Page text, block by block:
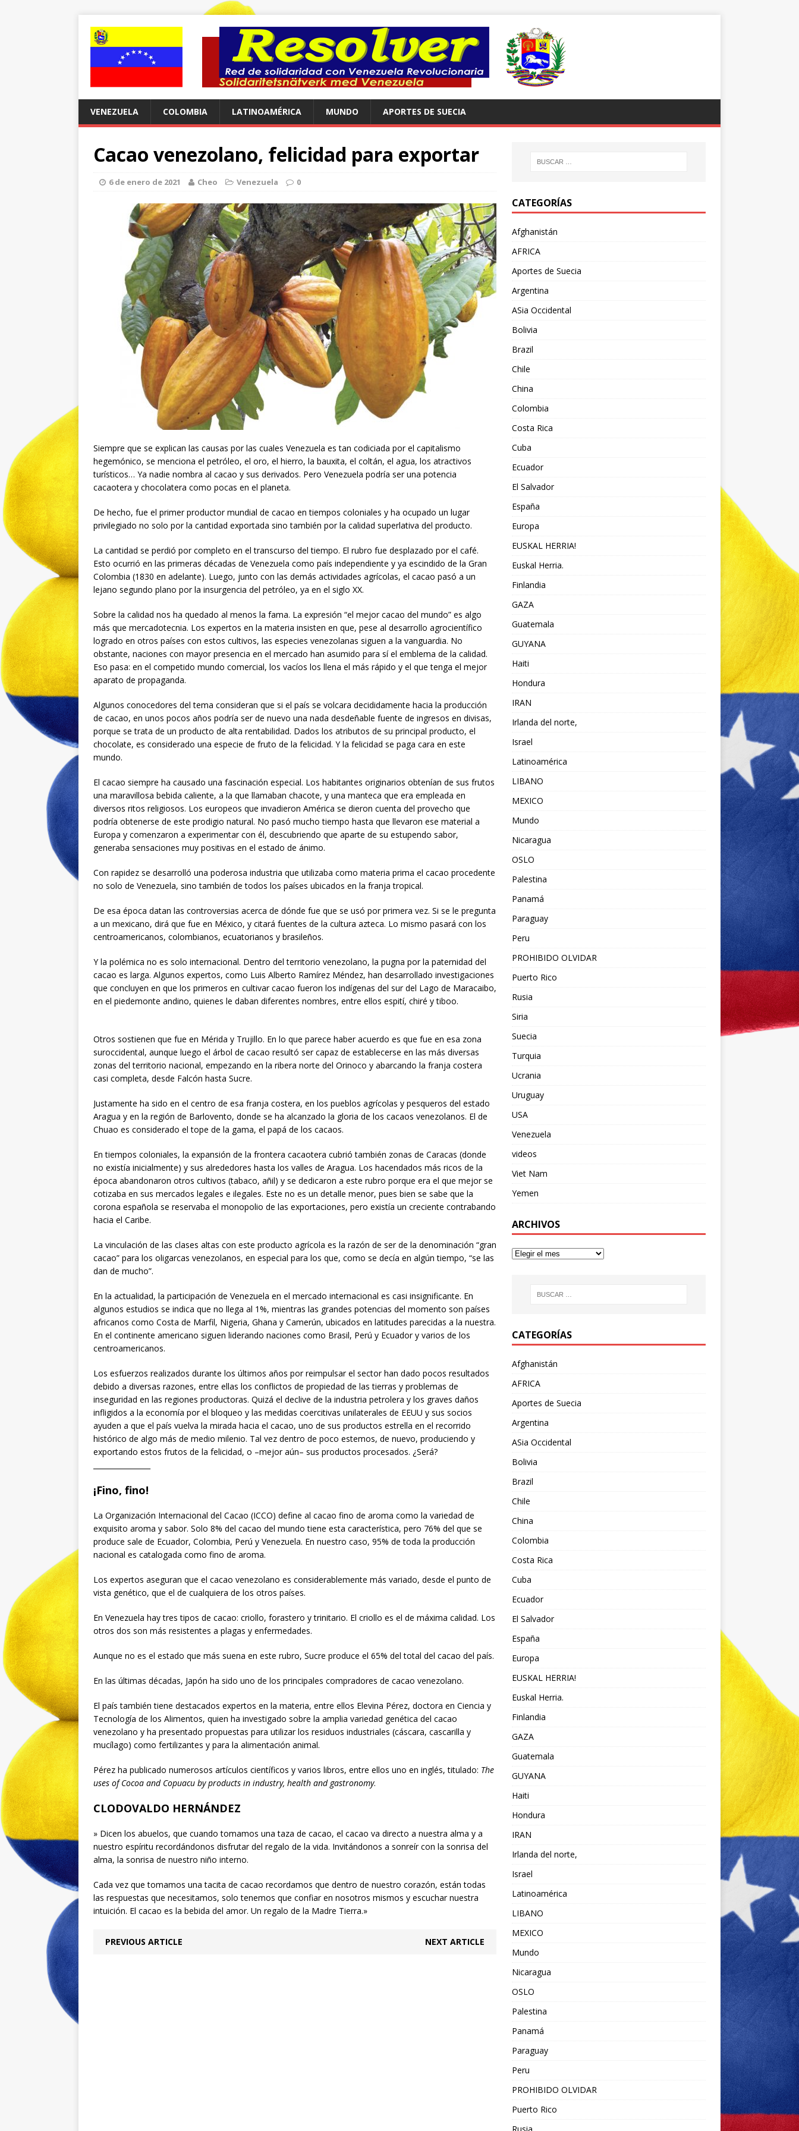
VENEZUELA COLOMBIA LATINOAMÉRICA MUNDO APORTES DE SUECIA
Cacao venezolano, felicidad para exportar
6 de enero de 2021 Cheo Venezuela 0
Siempre que se explican las causas por las cuales Venezuela es tan codiciada por el capitalismo
hegemónico, se menciona el petróleo, el oro, el hierro, la bauxita, el coltán, el agua, los atractivos
turísticos… Ya nadie nombra al cacao y sus derivados. Pero Venezuela podría ser una potencia
cacaotera y chocolatera como pocas en el planeta.
De hecho, fue el primer productor mundial de cacao en tiempos coloniales y ha ocupado un lugar
privilegiado no solo por la cantidad exportada sino también por la calidad superlativa del producto.
La cantidad se perdió por completo en el transcurso del tiempo. El rubro fue desplazado por el café.
Esto ocurrió en las primeras décadas de Venezuela como país independiente y ya escindido de la Gran
Colombia (1830 en adelante). Luego, junto con las demás actividades agrícolas, el cacao pasó a un
lejano segundo plano por la insurgencia del petróleo, ya en el siglo XX.
Sobre la calidad nos ha quedado al menos la fama. La expresión “el mejor cacao del mundo” es algo
más que mercadotecnia. Los expertos en la materia insisten en que, pese al desarrollo agrocientífico
logrado en otros países con estos cultivos, las especies venezolanas siguen a la vanguardia. No
obstante, naciones con mayor presencia en el mercado han asumido para sí el emblema de la calidad.
Eso pasa: en el competido mundo comercial, los vacíos los llena el más rápido y el que tenga el mejor
aparato de propaganda.
Algunos conocedores del tema consideran que si el país se volcara decididamente hacia la producción
de cacao, en unos pocos años podría ser de nuevo una nada desdeñable fuente de ingresos en divisas,
porque se trata de un producto de alta rentabilidad. Dados los atributos de su principal producto, el
chocolate, es considerado una especie de fruto de la felicidad. Y la felicidad se paga cara en este
mundo.
El cacao siempre ha causado una fascinación especial. Los habitantes originarios obtenían de sus frutos
una maravillosa bebida caliente, a la que llamaban chacote, y una manteca que era empleada en
diversos ritos religiosos. Los europeos que invadieron América se dieron cuenta del provecho que
podría obtenerse de este prodigio natural. No pasó mucho tiempo hasta que llevaron ese material a
Europa y comenzaron a experimentar con él, descubriendo que aparte de su estupendo sabor,
generaba sensaciones muy positivas en el estado de ánimo.
Con rapidez se desarrolló una poderosa industria que utilizaba como materia prima el cacao procedente
no solo de Venezuela, sino también de todos los países ubicados en la franja tropical.
De esa época datan las controversias acerca de dónde fue que se usó por primera vez. Si se le pregunta
a un mexicano, dirá que fue en México, y citará fuentes de la cultura azteca. Lo mismo pasará con los
centroamericanos, colombianos, ecuatorianos y brasileños.
Y la polémica no es solo internacional. Dentro del territorio venezolano, la pugna por la paternidad del
cacao es larga. Algunos expertos, como Luis Alberto Ramírez Méndez, han desarrollado investigaciones
que concluyen en que los primeros en cultivar cacao fueron los indígenas del sur del Lago de Maracaibo,
en el piedemonte andino, quienes le daban diferentes nombres, entre ellos espití, chiré y tiboo.
Otros sostienen que fue en Mérida y Trujillo. En lo que parece haber acuerdo es que fue en esa zona
suroccidental, aunque luego el árbol de cacao resultó ser capaz de establecerse en las más diversas
zonas del territorio nacional, empezando en la ribera norte del Orinoco y abarcando la franja costera
casi completa, desde Falcón hasta Sucre.
Justamente ha sido en el centro de esa franja costera, en los pueblos agrícolas y pesqueros del estado
Aragua y en la región de Barlovento, donde se ha alcanzado la gloria de los cacaos venezolanos. El de
Chuao es considerado el tope de la gama, el papá de los cacaos.
En tiempos coloniales, la expansión de la frontera cacaotera cubrió también zonas de Caracas (donde
no existía inicialmente) y sus alrededores hasta los valles de Aragua. Los hacendados más ricos de la
época abandonaron otros cultivos (tabaco, añil) y se dedicaron a este rubro porque era el que mejor se
cotizaba en sus mercados legales e ilegales. Este no es un detalle menor, pues bien se sabe que la
corona española se reservaba el monopolio de las exportaciones, pero existía un creciente contrabando
hacia el Caribe.
La vinculación de las clases altas con este producto agrícola es la razón de ser de la denominación “gran
cacao” para los oligarcas venezolanos, en especial para los que, como se decía en algún tiempo, “se las
dan de mucho”.
En la actualidad, la participación de Venezuela en el mercado internacional es casi insignificante. En
algunos estudios se indica que no llega al 1%, mientras las grandes potencias del momento son países
africanos como Costa de Marfil, Nigeria, Ghana y Camerún, ubicados en latitudes parecidas a la nuestra.
En el continente americano siguen liderando naciones como Brasil, Perú y Ecuador y varios de los
centroamericanos.
Los esfuerzos realizados durante los últimos años por reimpulsar el sector han dado pocos resultados
debido a diversas razones, entre ellas los conflictos de propiedad de las tierras y problemas de
inseguridad en las regiones productoras. Quizá el declive de la industria petrolera y los graves daños
infligidos a la economía por el bloqueo y las medidas coercitivas unilaterales de EEUU y sus socios
ayuden a que el país vuelva la mirada hacia el cacao, uno de sus productos estrella en el recorrido
histórico de algo más de medio milenio. Tal vez dentro de poco estemos, de nuevo, produciendo y
exportando estos frutos de la felicidad, o –mejor aún– sus productos procesados. ¿Será?
¡Fino, fino!
La Organización Internacional del Cacao (ICCO) define al cacao fino de aroma como la variedad de
exquisito aroma y sabor. Solo 8% del cacao del mundo tiene esta característica, pero 76% del que se
produce sale de Ecuador, Colombia, Perú y Venezuela. En nuestro caso, 95% de toda la producción
nacional es catalogada como fino de aroma.
Los expertos aseguran que el cacao venezolano es considerablemente más variado, desde el punto de
vista genético, que el de cualquiera de los otros países.
En Venezuela hay tres tipos de cacao: criollo, forastero y trinitario. El criollo es el de máxima calidad. Los
otros dos son más resistentes a plagas y enfermedades.
Aunque no es el estado que más suena en este rubro, Sucre produce el 65% del total del cacao del país.
En las últimas décadas, Japón ha sido uno de los principales compradores de cacao venezolano.
El país también tiene destacados expertos en la materia, entre ellos Elevina Pérez, doctora en Ciencia y
Tecnología de los Alimentos, quien ha investigado sobre la amplia variedad genética del cacao
venezolano y ha presentado propuestas para utilizar los residuos industriales (cáscara, cascarilla y
mucílago) como fertilizantes y para la alimentación animal.
Pérez ha publicado numerosos artículos científicos y varios libros, entre ellos uno en inglés, titulado: The
uses of Cocoa and Copuacu by products in industry, health and gastronomy.
CLODOVALDO HERNÁNDEZ
» Dicen los abuelos, que cuando tomamos una taza de cacao, el cacao va directo a nuestra alma y a
nuestro espíritu recordándonos disfrutar del regalo de la vida. Invitándonos a sonreír con la sonrisa del
alma, la sonrisa de nuestro niño interno.
Cada vez que tomamos una tacita de cacao recordamos que dentro de nuestro corazón, están todas
las respuestas que necesitamos, solo tenemos que confiar en nosotros mismos y escuchar nuestra
intuición. El cacao es la bebida del amor. Un regalo de la Madre Tierra.»
PREVIOUS ARTICLE NEXT ARTICLE
CATEGORÍAS
Afghanistán
AFRICA
Aportes de Suecia
Argentina
ASia Occidental
Bolivia
Brazil
Chile
China
Colombia
Costa Rica
Cuba
Ecuador
El Salvador
España
Europa
EUSKAL HERRIA!
Euskal Herria.
Finlandia
GAZA
Guatemala
GUYANA
Haiti
Hondura
IRAN
Irlanda del norte,
Israel
Latinoamérica
LIBANO
MEXICO
Mundo
Nicaragua
OSLO
Palestina
Panamá
Paraguay
Peru
PROHIBIDO OLVIDAR
Puerto Rico
Rusia
Siria
Suecia
Turquia
Ucrania
Uruguay
USA
Venezuela
videos
Viet Nam
Yemen
ARCHIVOS
CATEGORÍAS
Afghanistán
AFRICA
Aportes de Suecia
Argentina
ASia Occidental
Bolivia
Brazil
Chile
China
Colombia
Costa Rica
Cuba
Ecuador
El Salvador
España
Europa
EUSKAL HERRIA!
Euskal Herria.
Finlandia
GAZA
Guatemala
GUYANA
Haiti
Hondura
IRAN
Irlanda del norte,
Israel
Latinoamérica
LIBANO
MEXICO
Mundo
Nicaragua
OSLO
Palestina
Panamá
Paraguay
Peru
PROHIBIDO OLVIDAR
Puerto Rico